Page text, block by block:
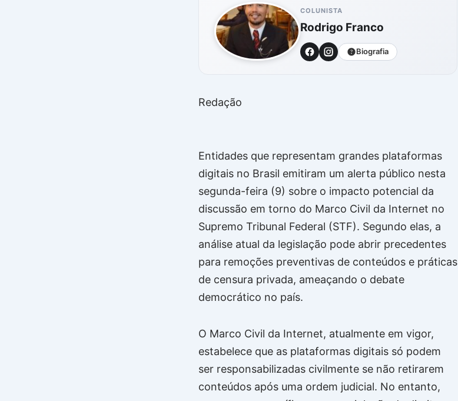
COLUNISTA
Rodrigo Franco
Biografia
Redação
Entidades que representam grandes plataformas
digitais no Brasil emitiram um alerta público nesta
segunda-feira (9) sobre o impacto potencial da
discussão em torno do Marco Civil da Internet no
Supremo Tribunal Federal (STF). Segundo elas, a
análise atual da legislação pode abrir precedentes
para remoções preventivas de conteúdos e práticas
de censura privada, ameaçando o debate
democrático no país.
O Marco Civil da Internet, atualmente em vigor,
estabelece que as plataformas digitais só podem
ser responsabilizadas civilmente se não retirarem
conteúdos após uma ordem judicial. No entanto,